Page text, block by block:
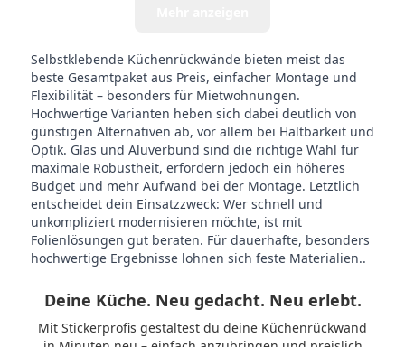
Selbstklebende Küchenrückwände bieten meist das
beste Gesamtpaket aus Preis, einfacher Montage und
Flexibilität – besonders für Mietwohnungen.
Hochwertige Varianten heben sich dabei deutlich von
günstigen Alternativen ab, vor allem bei Haltbarkeit und
Optik. Glas und Aluverbund sind die richtige Wahl für
maximale Robustheit, erfordern jedoch ein höheres
Budget und mehr Aufwand bei der Montage. Letztlich
entscheidet dein Einsatzzweck: Wer schnell und
unkompliziert modernisieren möchte, ist mit
Folienlösungen gut beraten. Für dauerhafte, besonders
hochwertige Ergebnisse lohnen sich feste Materialien..
Deine Küche. Neu gedacht. Neu erlebt.
Mit Stickerprofis gestaltest du deine Küchenrückwand